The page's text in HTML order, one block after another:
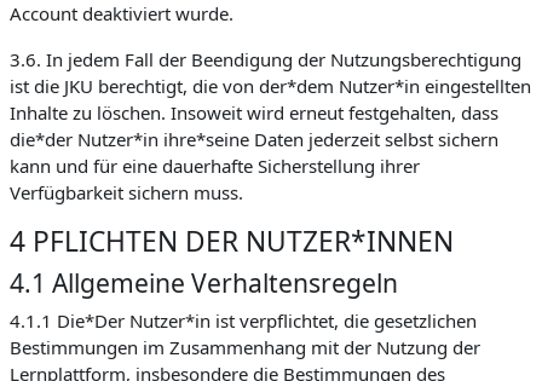
Account deaktiviert wurde.
3.6. In jedem Fall der Beendigung der Nutzungsberechtigung
ist die JKU berechtigt, die von der*dem Nutzer*in eingestellten
Inhalte zu löschen. Insoweit wird erneut festgehalten, dass
die*der Nutzer*in ihre*seine Daten jederzeit selbst sichern
kann und für eine dauerhafte Sicherstellung ihrer
Verfügbarkeit sichern muss.
4 PFLICHTEN DER NUTZER*INNEN
4.1 Allgemeine Verhaltensregeln
4.1.1 Die*Der Nutzer*in ist verpflichtet, die gesetzlichen
Bestimmungen im Zusammenhang mit der Nutzung der
Lernplattform, insbesondere die Bestimmungen des